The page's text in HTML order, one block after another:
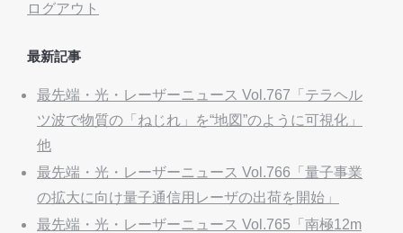
ログアウト
最新記事
最先端・光・レーザーニュース Vol.767「テラヘル
ツ波で物質の「ねじれ」を“地図”のように可視化」
他
最先端・光・レーザーニュース Vol.766「量子事業
の拡大に向け量子通信用レーザの出荷を開始」
最先端・光・レーザーニュース Vol.765「南極12m